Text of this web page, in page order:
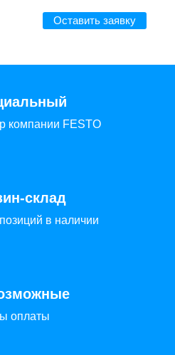
Оставить заявку
компании FESTO
склад
в наличии
оплаты